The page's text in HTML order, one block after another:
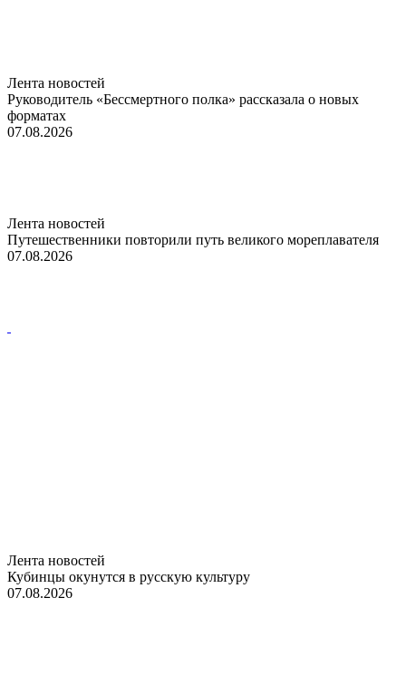
Лента новостей
Руководитель «Бессмертного полка» рассказала о новых
форматах
07.08.2026
Лента новостей
Путешественники повторили путь великого мореплавателя
07.08.2026
Лента новостей
Кубинцы окунутся в русскую культуру
07.08.2026